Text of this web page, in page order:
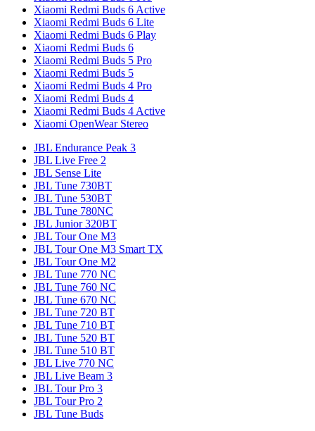
Xiaomi Redmi Buds 6 Active
Xiaomi Redmi Buds 6 Lite
Xiaomi Redmi Buds 6 Play
Xiaomi Redmi Buds 6
Xiaomi Redmi Buds 5 Pro
Xiaomi Redmi Buds 5
Xiaomi Redmi Buds 4 Pro
Xiaomi Redmi Buds 4
Xiaomi Redmi Buds 4 Active
Xiaomi OpenWear Stereo
JBL Endurance Peak 3
JBL Live Free 2
JBL Sense Lite
JBL Tune 730BT
JBL Tune 530BT
JBL Tune 780NC
JBL Junior 320BT
JBL Tour One M3
JBL Tour One M3 Smart TX
JBL Tour One M2
JBL Tune 770 NC
JBL Tune 760 NC
JBL Tune 670 NC
JBL Tune 720 BT
JBL Tune 710 BT
JBL Tune 520 BT
JBL Tune 510 BT
JBL Live 770 NC
JBL Live Beam 3
JBL Tour Pro 3
JBL Tour Pro 2
JBL Tune Buds